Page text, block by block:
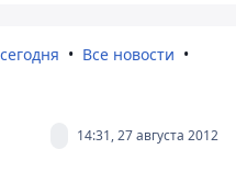
Все новости
14:31, 27 августа 2012